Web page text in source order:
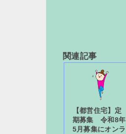
関連記事
【都営住宅】定
期募集 令和8年
5月募集にオンラ